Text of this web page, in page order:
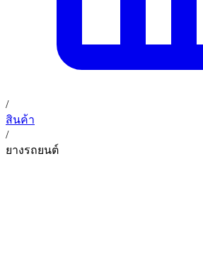
/
สินค้า
/
ยางรถยนต์